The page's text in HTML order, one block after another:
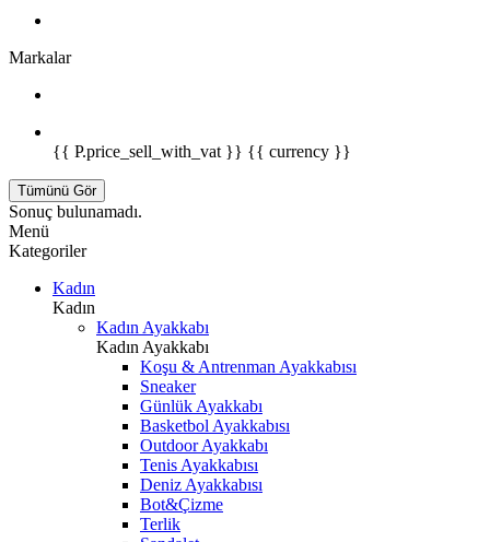
Markalar
{{ P.price_sell_with_vat }} {{ currency }}
Tümünü Gör
Sonuç bulunamadı.
Menü
Kategoriler
Kadın
Kadın
Kadın Ayakkabı
Kadın Ayakkabı
Koşu & Antrenman Ayakkabısı
Sneaker
Günlük Ayakkabı
Basketbol Ayakkabısı
Outdoor Ayakkabı
Tenis Ayakkabısı
Deniz Ayakkabısı
Bot&Çizme
Terlik